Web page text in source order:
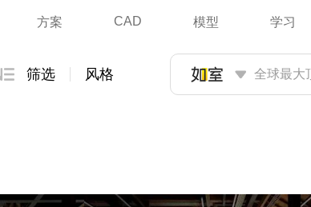
方案 CAD 模型 学习
筛选 风格